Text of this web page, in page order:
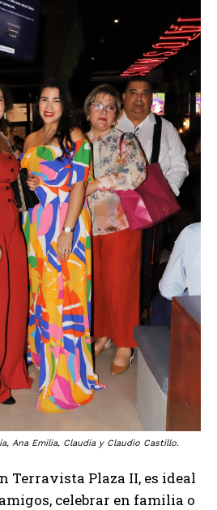
Ana Emilia, Claudia y Claudio Castillo.
Terravista Plaza II, es ideal
celebrar en familia o